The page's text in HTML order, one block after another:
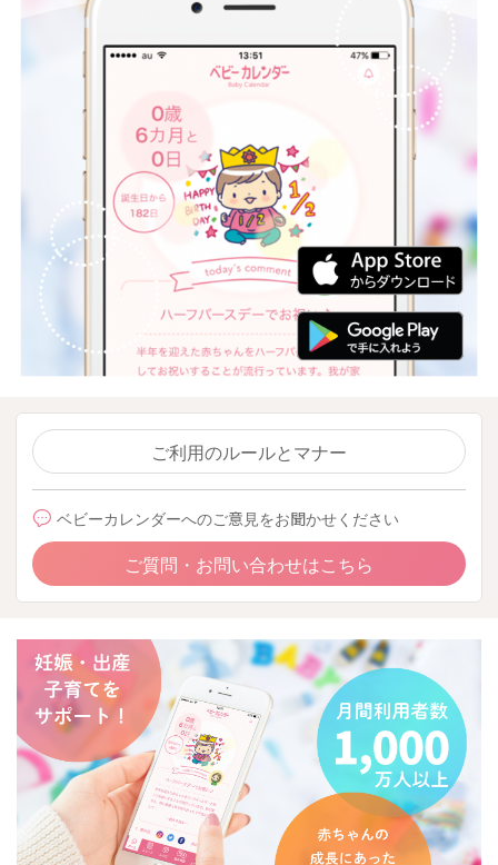
ご利用のルールとマナー
ベビーカレンダーへのご意見をお聞かせください
ご質問・お問い合わせはこちら